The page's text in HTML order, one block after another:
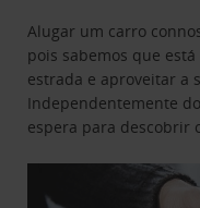
Alugar um carro
pois sabemos que
estrada e aproveitar a
Independentemente
espera para descobrir